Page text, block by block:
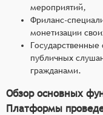
мероприятий,
Фриланс-
монетизации
публичных
гражданами.
Обзор основных
Платформы